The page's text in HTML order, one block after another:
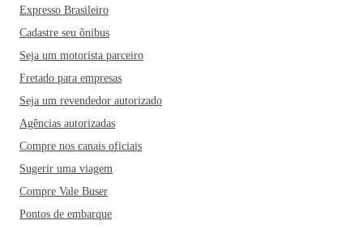
Expresso Brasileiro
Cadastre seu ônibus
Seja um motorista parceiro
Fretado para empresas
Seja um revendedor autorizado
Agências autorizadas
Compre nos canais oficiais
Sugerir uma viagem
Compre Vale Buser
Pontos de embarque